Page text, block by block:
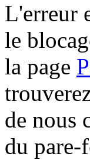
L'erreur
le
la page
de nous
du pare-